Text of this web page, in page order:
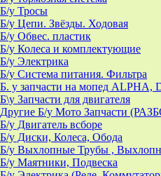
Б/у Тросы
Б/у Цепи. Звёзды. Ходовая
Б/у Обвес. пластик
Б/у Колеса и комплектующие
Б/у Электрика
Б/у Система питания. Фильтра
Б. у запчасти на мопед ALPHA,
Б\у Запчасти для двигателя
Другие Б/у Мото Запчасти
Б/у Двигатель всборе
Б/у Диски, Колеса, Обода
Б/у Выхлопные Трубы ,
Б/у Маятники, Подвеска